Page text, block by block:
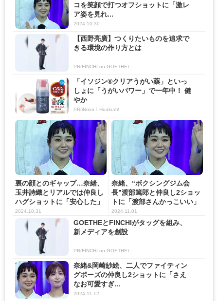
コを笑顔で打つオフショットに「激レ
ア姿を見れ...
2024.10.30
【西野亮廣】つくりたいものを追求で
きる環境の作り方とは
PR(FINCHI on GOETHE)
「イソジン®クリアうがい薬」といっ
しょに「うがいパワー」で一年中！ 健
やか
PR(iNova｜Hugkum)
裏の顔とのギャップ…奈緒、
玉井詩織とリアルでは仲良し
ハグショットに「安心した」
の...
2024.10.31
奈緒、“ボクシングジム会
長”渡部篤郎と仲良し2ショッ
トに「渡部さんかっこいい」
の...
2024.11.01
GOETHEとFINCHIがタッグを組み、
新メディアを創設
PR(FINCHI on GOETHE)
奈緒&岡崎紗絵、二人でファイティン
グポーズの仲良し2ショットに「さえ
なお可愛すぎ...
2024.11.12